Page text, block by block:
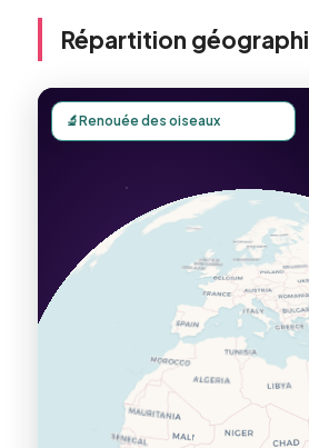
Répartition